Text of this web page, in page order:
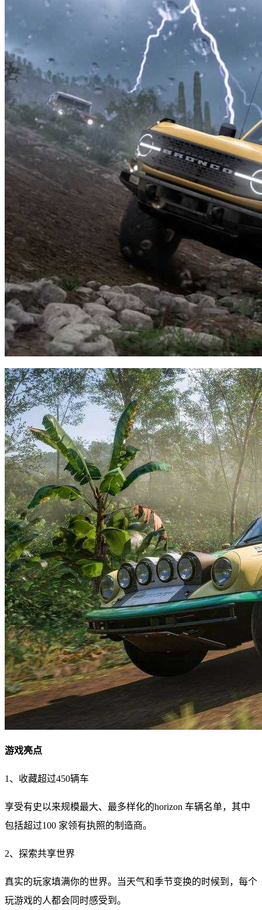
游戏亮点
1、收藏超过450辆车
享受有史以来规模最大、最多样化的horizon 车辆名单，其中
包括超过100 家领有执照的制造商。
2、探索共享世界
真实的玩家填满你的世界。当天气和季节变换的时候到，每个
玩游戏的人都会同时感受到。